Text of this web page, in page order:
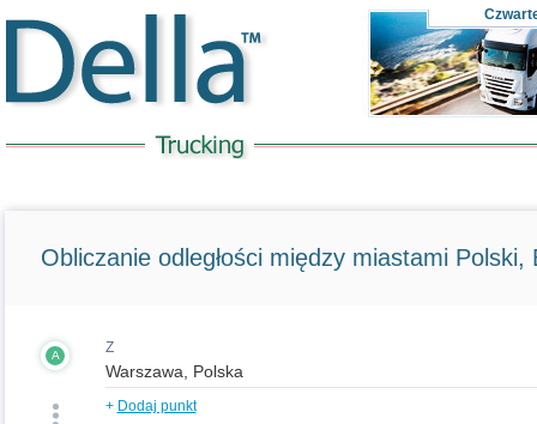
Obliczanie odległości między miastami Polski,
A Z
+ Dodaj punkt